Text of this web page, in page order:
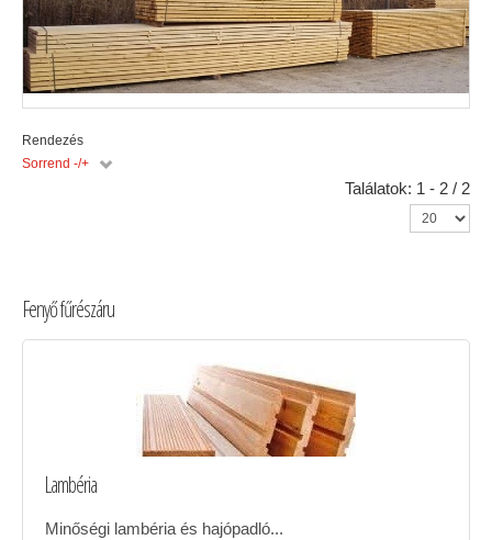
Rendezés
Sorrend -/+
Találatok: 1 - 2 / 2
Fenyő fűrészáru
Lambéria
Minőségi lambéria és hajópadló...